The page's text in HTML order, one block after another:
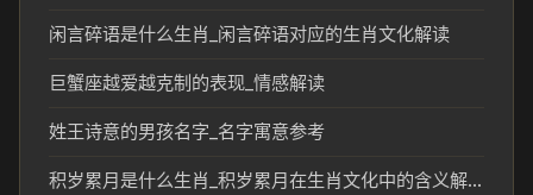
闲言碎语是什么生肖_闲言碎语对应的生肖文化解读
巨蟹座越爱越克制的表现_情感解读
姓王诗意的男孩名字_名字寓意参考
积岁累月是什么生肖_积岁累月在生肖文化中的含义解析